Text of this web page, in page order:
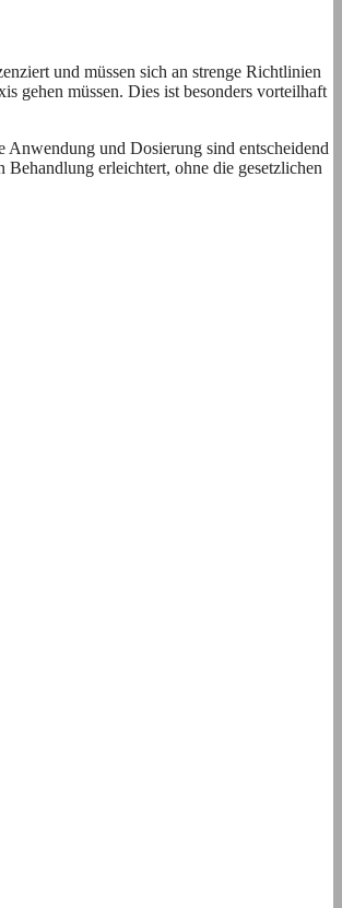
und müssen sich an strenge Richtlinien
gehen müssen. Dies ist besonders vorteilhaft
Anwendung und Dosierung sind entscheidend
erleichtert, ohne die gesetzlichen